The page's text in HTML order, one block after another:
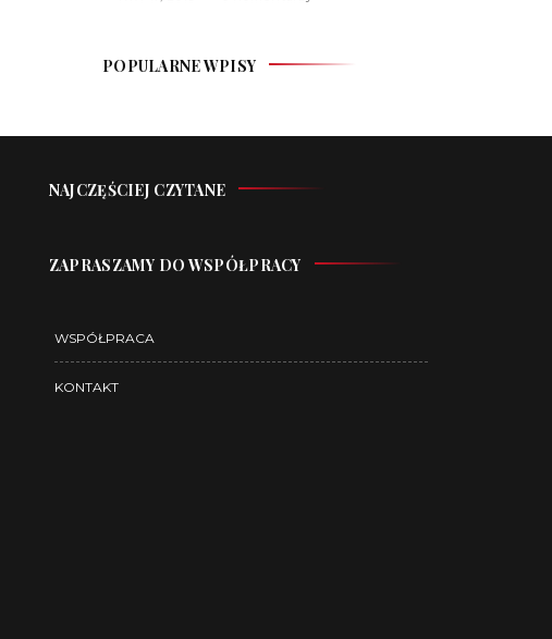
POPULARNE WPISY
NAJCZĘŚCIEJ CZYTANE
ZAPRASZAMY DO WSPÓŁPRACY
WSPÓŁPRACA
KONTAKT